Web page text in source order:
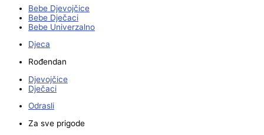
Bebe Djevojčice
Bebe Dječaci
Bebe Univerzalno
Djeca
Rođendan
Djevojčice
Dječaci
Odrasli
Za sve prigode